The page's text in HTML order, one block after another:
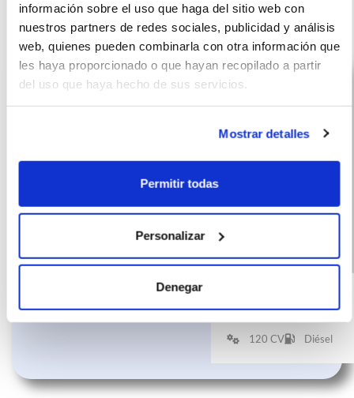
información sobre el uso que haga del sitio web con
nuestros partners de redes sociales, publicidad y análisis
web, quienes pueden combinarla con otra información que
les haya proporcionado o que hayan recopilado a partir
del uso que haya hecho de sus servicios.
Mostrar detalles
Permitir todas
Personalizar
Denegar
Otras ofertas de Toyota Proace
Toyota Proace
Diesel
585
€/mes
(IVA
incluido)
120 CV
Diésel